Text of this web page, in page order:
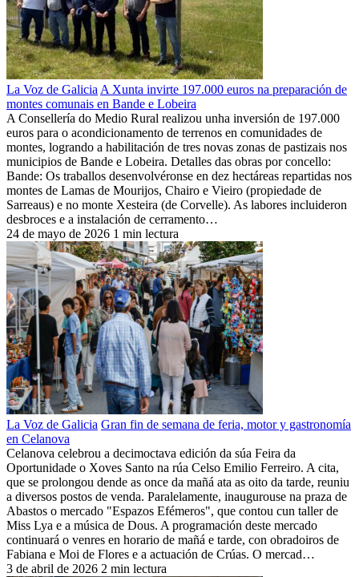
La Voz de Galicia A Xunta invirte 197.000 euros na preparación de
montes comunais en Bande e Lobeira
A Consellería do Medio Rural realizou unha inversión de 197.000
euros para o acondicionamento de terrenos en comunidades de
montes, logrando a habilitación de tres novas zonas de pastizais nos
municipios de Bande e Lobeira. Detalles das obras por concello:
Bande: Os traballos desenvolvéronse en dez hectáreas repartidas nos
montes de Lamas de Mourijos, Chairo e Vieiro (propiedade de
Sarreaus) e no monte Xesteira (de Corvelle). As labores incluideron
desbroces e a instalación de cerramento…
24 de mayo de 2026 1 min lectura
La Voz de Galicia Gran fin de semana de feria, motor y gastronomía
en Celanova
Celanova celebrou a decimoctava edición da súa Feira da
Oportunidade o Xoves Santo na rúa Celso Emilio Ferreiro. A cita,
que se prolongou dende as once da mañá ata as oito da tarde, reuniu
a diversos postos de venda. Paralelamente, inaugurouse na praza de
Abastos o mercado "Espazos Efémeros", que contou cun taller de
Miss Lya e a música de Dous. A programación deste mercado
continuará o venres en horario de mañá e tarde, con obradoiros de
Fabiana e Moi de Flores e a actuación de Crúas. O mercad…
3 de abril de 2026 2 min lectura